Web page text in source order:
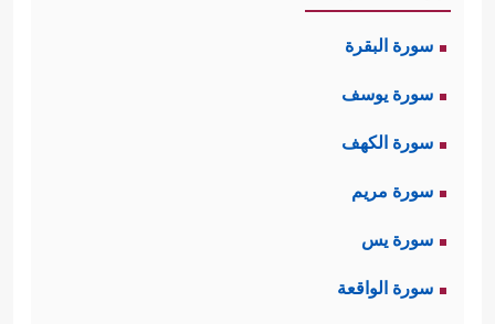
سورة البقرة
سورة يوسف
سورة الكهف
سورة مريم
سورة يس
سورة الواقعة